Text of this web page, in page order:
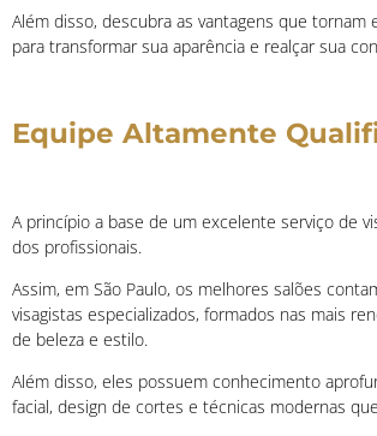
Além disso, descubra as vantagens que tornam
para transformar sua aparência e realçar sua
Equipe Altamente
A princípio a base de um excelente serviço de
dos profissionais.
Assim, em São Paulo, os melhores salões
visagistas especializados, formados nas mais
de beleza e estilo.
Além disso, eles possuem conhecimento
facial, design de cortes e técnicas modernas